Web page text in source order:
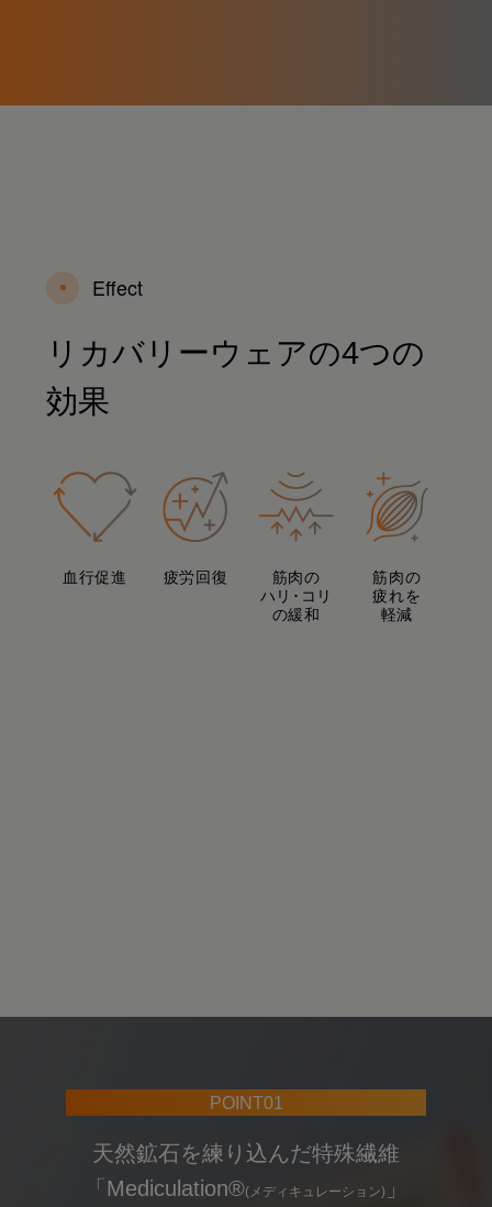
Effect
リカバリーウェアの4つの
効果
血行促進 疲労回復
筋肉の
ハリ･コリ
の緩和
筋肉の
疲れを
軽減
POINT02
肌から放出される遠赤外線(体温)を
吸収し肌へと輻射